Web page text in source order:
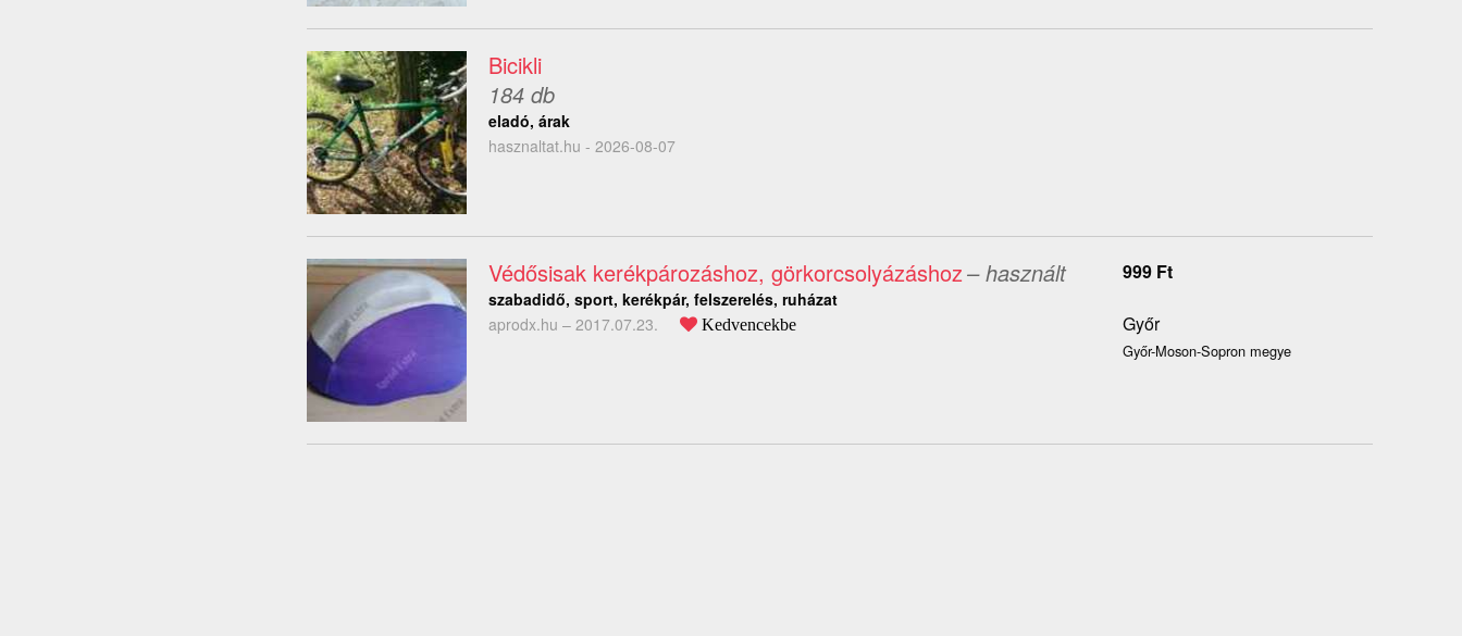
Bicikli
184 db
eladó, árak
hasznaltat.hu - 2026-08-07
Védősisak kerékpározáshoz, görkorcsolyázáshoz– használt
szabadidő, sport, kerékpár, felszerelés, ruházat
aprodx.hu – 2017.07.23. Kedvencekbe
999 Ft
Győr
Győr-Moson-Sopron megye